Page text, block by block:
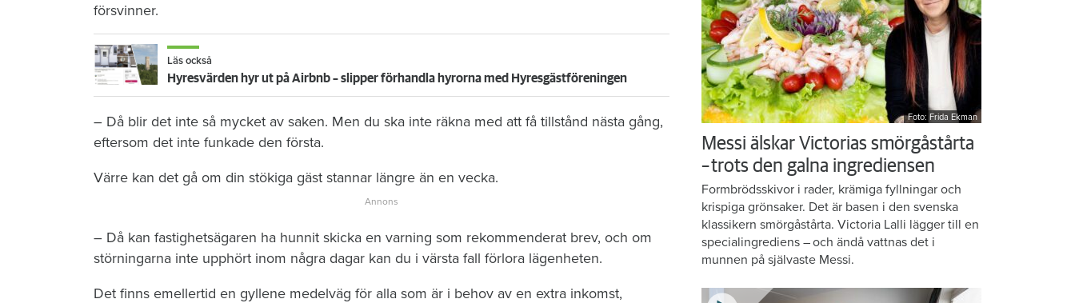
försvinner.
Läs också
Hyresvärden hyr ut på Airbnb – slipper förhandla hyrorna med Hyresgästföreningen
– Då blir det inte så mycket av saken. Men du ska inte räkna med att få tillstånd nästa gång,
eftersom det inte funkade den första.
Värre kan det gå om din stökiga gäst stannar längre än en vecka.
– Då kan fastighetsägaren ha hunnit skicka en varning som rekommenderat brev, och om
störningarna inte upphört inom några dagar kan du i värsta fall förlora lägenheten.
Det finns emellertid en gyllene medelväg för alla som är i behov av en extra inkomst,
Foto: Frida Ekman
Messi älskar Victorias smörgåstårta
– trots den galna ingrediensen
Formbrödsskivor i rader, krämiga fyllningar och
krispiga grönsaker. Det är basen i den svenska
klassikern smörgåstårta. Victoria Lalli lägger till en
specialingrediens – och ändå vattnas det i
munnen på självaste Messi.